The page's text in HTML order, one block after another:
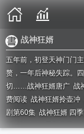
战神狂婿
五年前，初登天神门门
赘，一年后神秘失踪。
切……战神狂婿唐广 战
费阅读 战神狂婿拎壶冲
剧第60集 战神狂婿 四
版战神狂婿最新章节